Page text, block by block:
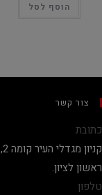
הוסף לסל
צור קשר
כתובת
ראשון לציון.
טלפון